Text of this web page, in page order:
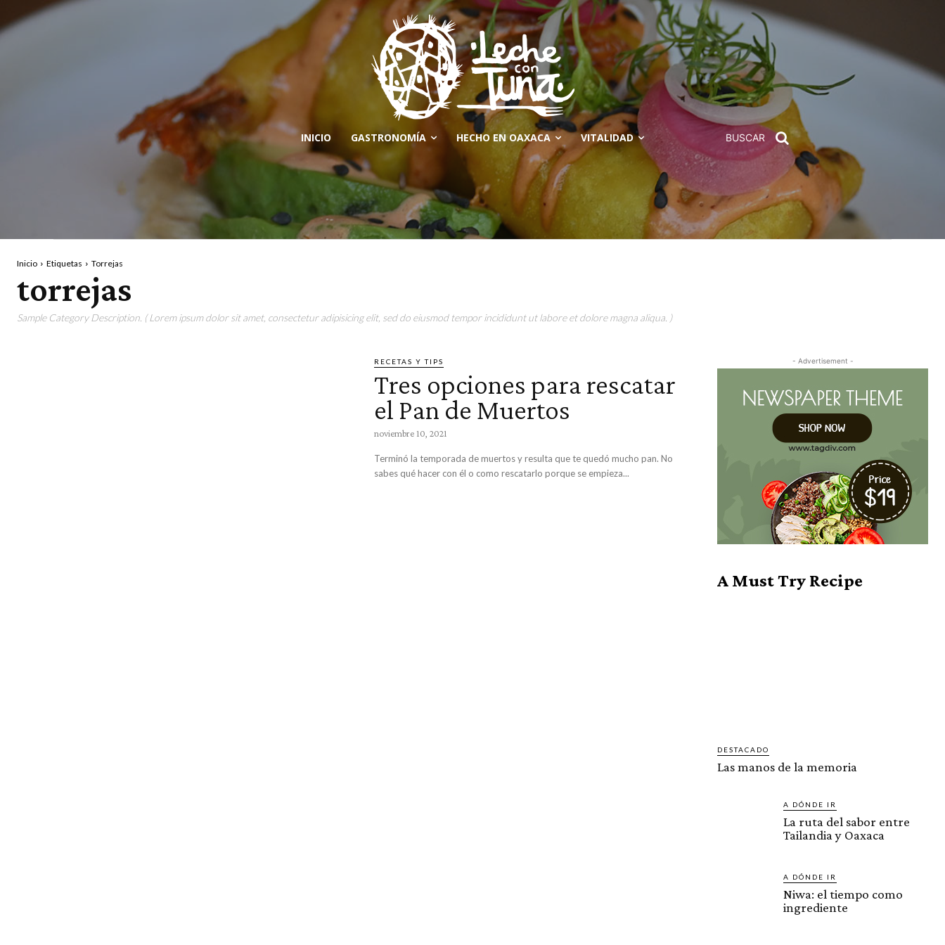
INICIO GASTRONOMÍA HECHO EN OAXACA VITALIDAD BUSCAR
Inicio Etiquetas Torrejas
torrejas
Sample Category Description. ( Lorem ipsum dolor sit amet, consectetur adipisicing elit, sed do eiusmod tempor incididunt ut labore et dolore magna aliqua. )
RECETAS Y TIPS
Tres opciones para rescatar
el Pan de Muertos
noviembre 10, 2021
Terminó la temporada de muertos y resulta que te quedó mucho pan. No
sabes qué hacer con él o como rescatarlo porque se empieza...
- Advertisement -
A Must Try Recipe
DESTACADO
Las manos de la memoria
A DÓNDE IR
La ruta del sabor entre
Tailandia y Oaxaca
A DÓNDE IR
Niwa: el tiempo como
ingrediente